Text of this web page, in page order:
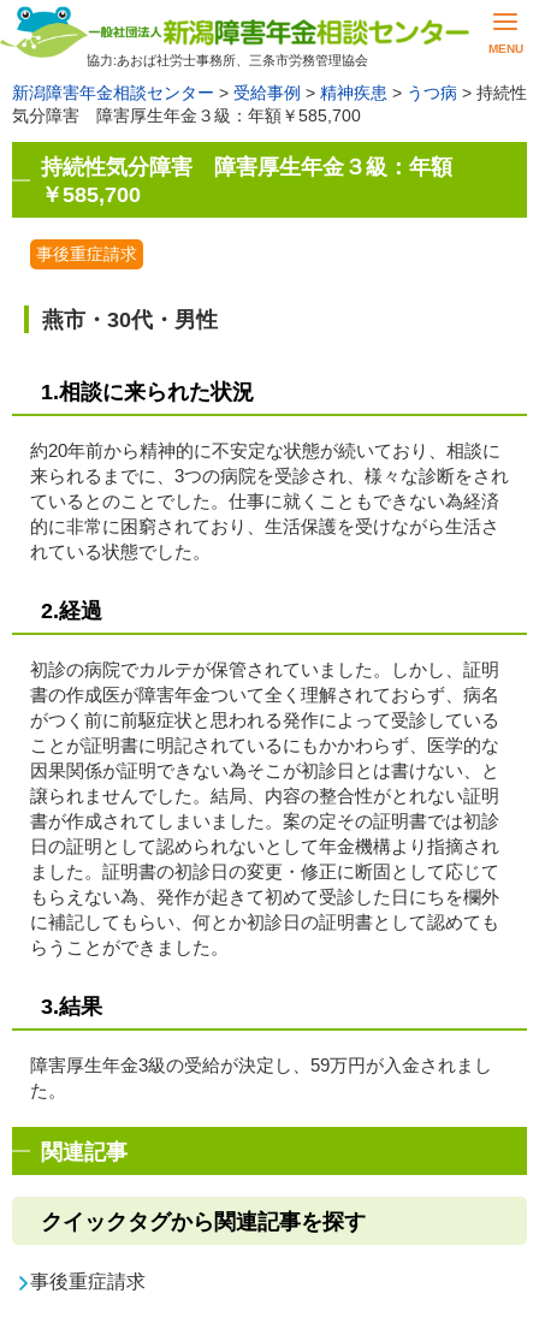
協力:あおば社労士事務所、三条市労務管理協会
MENU
新潟障害年金相談センター > 受給事例 > 精神疾患 > うつ病 > 持続性
気分障害 障害厚生年金３級：年額￥585,700
持続性気分障害 障害厚生年金３級：年額
￥585,700
事後重症請求
燕市・30代・男性
1.相談に来られた状況
約20年前から精神的に不安定な状態が続いており、相談に
来られるまでに、3つの病院を受診され、様々な診断をされ
ているとのことでした。仕事に就くこともできない為経済
的に非常に困窮されており、生活保護を受けながら生活さ
れている状態でした。
2.経過
初診の病院でカルテが保管されていました。しかし、証明
書の作成医が障害年金ついて全く理解されておらず、病名
がつく前に前駆症状と思われる発作によって受診している
ことが証明書に明記されているにもかかわらず、医学的な
因果関係が証明できない為そこが初診日とは書けない、と
譲られませんでした。結局、内容の整合性がとれない証明
書が作成されてしまいました。案の定その証明書では初診
日の証明として認められないとして年金機構より指摘され
ました。証明書の初診日の変更・修正に断固として応じて
もらえない為、発作が起きて初めて受診した日にちを欄外
に補記してもらい、何とか初診日の証明書として認めても
らうことができました。
3.結果
障害厚生年金3級の受給が決定し、59万円が入金されまし
た。
関連記事
クイックタグから関連記事を探す
事後重症請求